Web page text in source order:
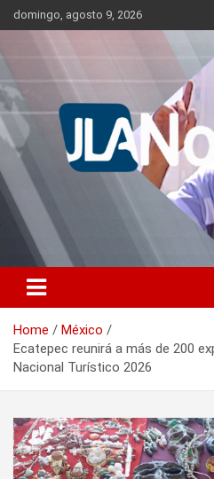
Skip
to
domingo, agosto 9, 2026
Jlanoticias
Información relevante en tiempo
Home
México
Ecatepec reunirá a más de 200
Nacional Turístico 2026